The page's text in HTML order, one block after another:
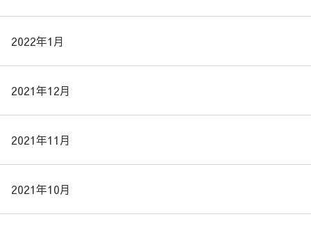
2022年1月
2021年12月
2021年11月
2021年10月